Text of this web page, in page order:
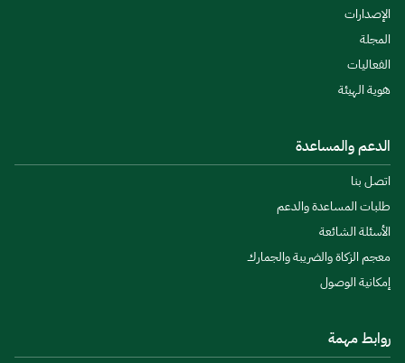
الإصدارات
المجلة
الفعاليات
هوية الهيئة
الدعم والمساعدة
اتصل بنا
طلبات المساعدة والدعم
الأسئلة الشائعة
معجم الزكاة والضريبة والجمارك
إمكانية الوصول
روابط مهمة